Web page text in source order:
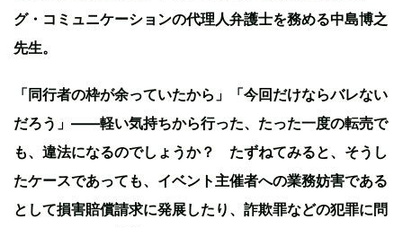
グ・コミュニケーションの代理人弁護士を務める中島博之
先生。
「同行者の枠が余っていたから」「今回だけならバレない
だろう」——軽い気持ちから行った、たった一度の転売で
も、違法になるのでしょうか？ たずねてみると、そうし
たケースであっても、イベント主催者への業務妨害である
として損害賠償請求に発展したり、詐欺罪などの犯罪に問